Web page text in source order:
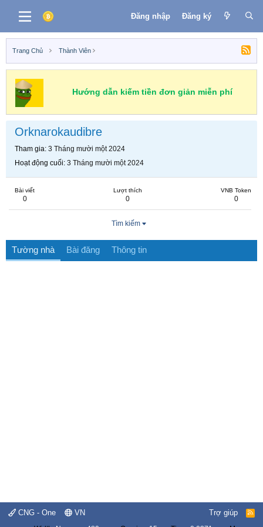
Đăng nhập Đăng ký
Trang Chủ Thành Viên
Hướng dẫn kiếm tiền đơn giản miễn phí
Orknarokaudibre
Tham gia 3 Tháng mười một 2024
Hoạt động cuối 3 Tháng mười một 2024
Bài viết
0
Lượt thích
0
VNB Token
0
Tìm kiếm
Tường nhà Bài đăng Thông tin
CNG - One VN Trợ giúp
R